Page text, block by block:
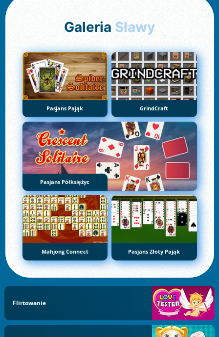
Galeria Sławy
Pasjans Pająk GrindCraft
Pasjans Półksiężyc
Mahjong Connect Pasjans Złoty Pająk
Flirtowanie